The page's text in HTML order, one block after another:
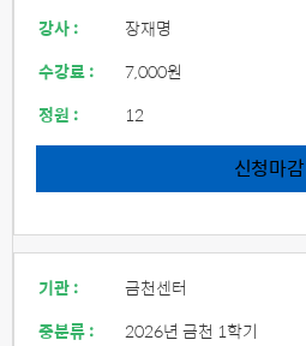
강사 :
장재명
수강료 :
7,000원
정원 :
12
신청마감
기관 :
금천센터
중분류 :
2026년 금천 1학기